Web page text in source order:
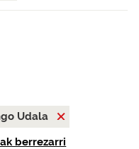
Udala
berrezarri